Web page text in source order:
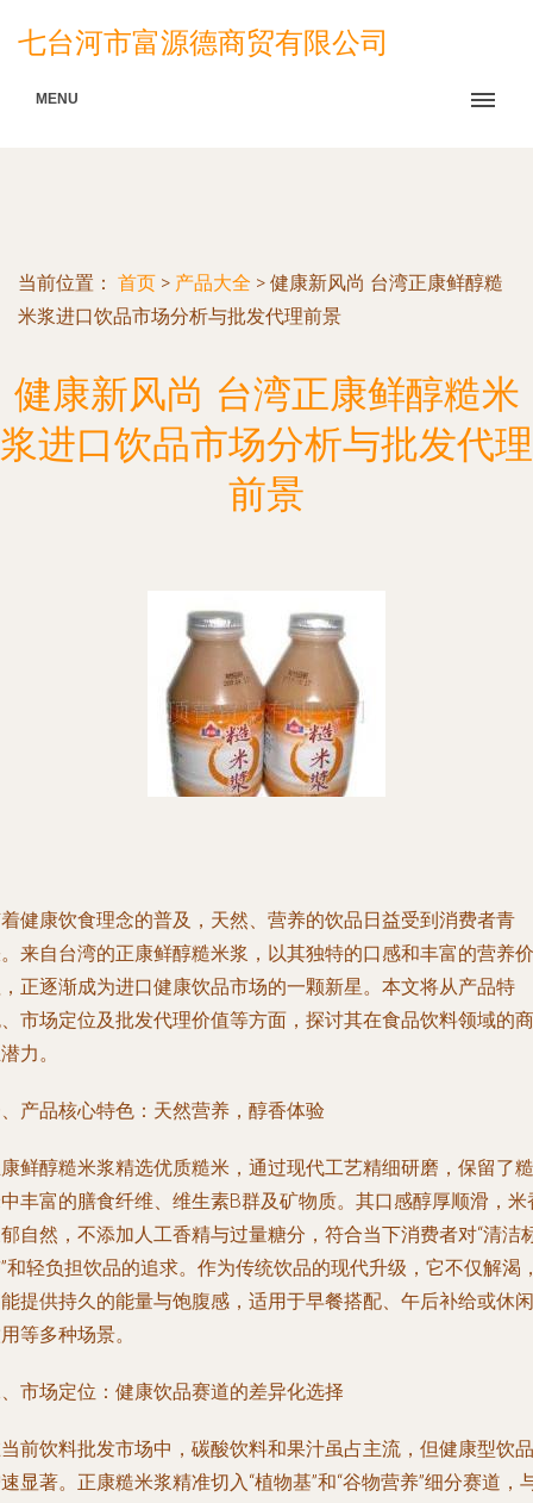
七台河市富源德商贸有限公司
MENU
当前位置： 首页 > 产品大全 > 健康新风尚 台湾正康鲜醇糙
米浆进口饮品市场分析与批发代理前景
健康新风尚 台湾正康鲜醇糙米
浆进口饮品市场分析与批发代理
前景
健康饮食理念的普及，天然、营养的饮品日益受到消费者青
来自台湾的正康鲜醇糙米浆，以其独特的口感和丰富的营养价
正逐渐成为进口健康饮品市场的一颗新星。本文将从产品特
市场定位及批发代理价值等方面，探讨其在食品饮料领域的商
力。
产品核心特色：天然营养，醇香体验
鲜醇糙米浆精选优质糙米，通过现代工艺精细研磨，保留了糙
丰富的膳食纤维、维生素B群及矿物质。其口感醇厚顺滑，米
自然，不添加人工香精与过量糖分，符合当下消费者对“清洁
和轻负担饮品的追求。作为传统饮品的现代升级，它不仅解渴
提供持久的能量与饱腹感，适用于早餐搭配、午后补给或休闲
等多种场景。
市场定位：健康饮品赛道的差异化选择
前饮料批发市场中，碳酸饮料和果汁虽占主流，但健康型饮品
显著。正康糙米浆精准切入“植物基”和“谷物营养”细分赛道，